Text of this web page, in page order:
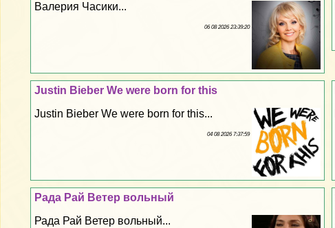
Валерия Часики...
06 08 2026 23:39:20
Justin Bieber We were born for this
Justin Bieber We were born for this...
04 08 2026 7:37:59
Рада Рай Ветер вольный
Рада Рай Ветер вольный...